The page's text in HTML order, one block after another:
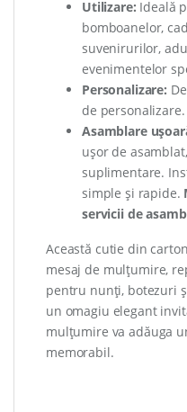
Utilizare: Ideală
bomboanelor,
suvenirurilor,
evenimentelor
Personalizare:
de personalizare.
Asamblare
ușor de
suplimentare.
simple și rapide.
servicii de
Această cutie din
mesaj de mulțumire,
pentru nunți, botezuri
un omagiu elegant
mulțumire va adăuga
memorabil.